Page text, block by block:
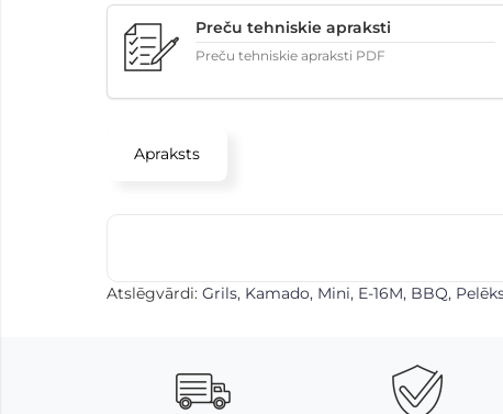
Preču tehniskie apraksti
Preču tehniskie apraksti PDF
Apraksts
Atslēgvārdi: Grils, Kamado, Mini, E-16M, BBQ,